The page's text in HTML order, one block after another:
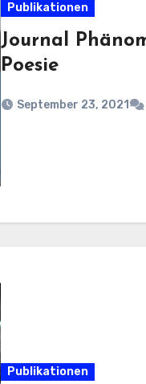
Publikationen
Journal
Poesie
September 23, 2021
Publikationen